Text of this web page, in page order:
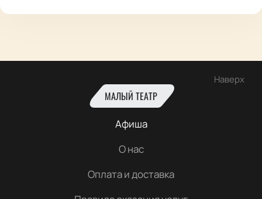
Наверх
МАЛЫЙ ТЕАТР
Афиша
О нас
Оплата и доставка